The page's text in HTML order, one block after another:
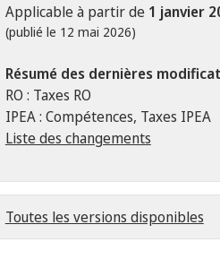
Applicable à partir de 1 janvier
(publié le 12 mai 2026)
Résumé des dernières
RO : Taxes RO
IPEA : Compétences, Taxes IPEA
Liste des changements
Toutes les versions disponibles